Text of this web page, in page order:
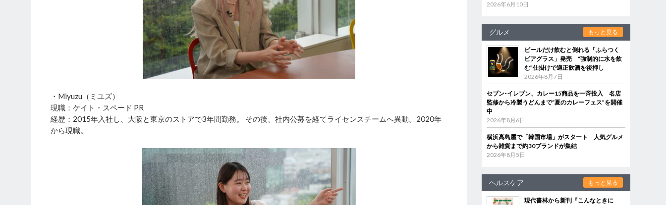
・Miyuzu（ミユズ）
現職：ケイト・スペード PR
経歴：2015年入社し、大阪と東京のストアで3年間勤務。 その後、社内公募を経てライセンスチームへ異動。2020年
から現職。
2026年6月10日
グルメ もっと見る
ビールだけ飲むと倒れる「ふらつく
ビアグラス」発売 “強制的に水を飲
む”仕掛けで適正飲酒を後押し
2026年8月7日
セブン‐イレブン、カレー15商品を一斉投入 名店
監修から冷製うどんまで“夏のカレーフェス”を開催
中
2026年8月6日
横浜高島屋で「韓国市場」がスタート 人気グルメ
から雑貨まで約30ブランドが集結
2026年8月5日
ヘルスケア もっと見る
現代書林から新刊『こんなときに